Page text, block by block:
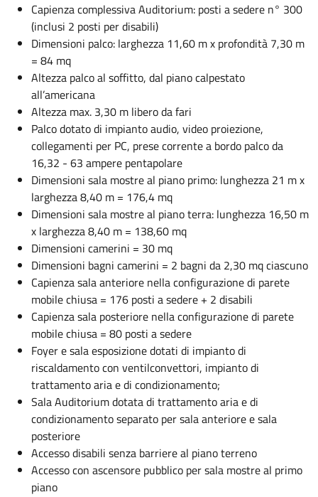
Capienza complessiva Auditorium: posti a sedere n° 300
(inclusi 2 posti per disabili)
Dimensioni palco: larghezza 11,60 m x profondità 7,30 m
= 84 mq
Altezza palco al soffitto, dal piano calpestato
all’americana
Altezza max. 3,30 m libero da fari
Palco dotato di impianto audio, video proiezione,
collegamenti per PC, prese corrente a bordo palco da
16,32 - 63 ampere pentapolare
Dimensioni sala mostre al piano primo: lunghezza 21 m x
larghezza 8,40 m = 176,4 mq
Dimensioni sala mostre al piano terra: lunghezza 16,50 m
x larghezza 8,40 m = 138,60 mq
Dimensioni camerini = 30 mq
Dimensioni bagni camerini = 2 bagni da 2,30 mq ciascuno
Capienza sala anteriore nella configurazione di parete
mobile chiusa = 176 posti a sedere + 2 disabili
Capienza sala posteriore nella configurazione di parete
mobile chiusa = 80 posti a sedere
Foyer e sala esposizione dotati di impianto di
riscaldamento con ventilconvettori, impianto di
trattamento aria e di condizionamento;
Sala Auditorium dotata di trattamento aria e di
condizionamento separato per sala anteriore e sala
posteriore
Accesso disabili senza barriere al piano terreno
Accesso con ascensore pubblico per sala mostre al primo
piano